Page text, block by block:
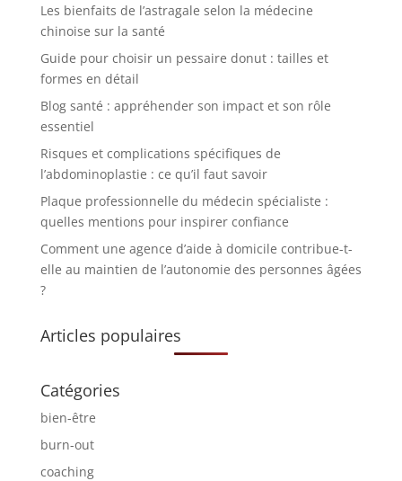
Les bienfaits de l’astragale selon la médecine
chinoise sur la santé
Guide pour choisir un pessaire donut : tailles et
formes en détail
Blog santé : appréhender son impact et son rôle
essentiel
Risques et complications spécifiques de
l’abdominoplastie : ce qu’il faut savoir
Plaque professionnelle du médecin spécialiste :
quelles mentions pour inspirer confiance
Comment une agence d’aide à domicile contribue-t-
elle au maintien de l’autonomie des personnes âgées
?
Articles populaires
Catégories
bien-être
burn-out
coaching